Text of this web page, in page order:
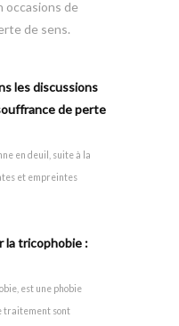
occasions de
de sens.
les discussions
de perte
en deuil, suite à la
et empreintes
la tricophobie :
est une phobie
traitement sont